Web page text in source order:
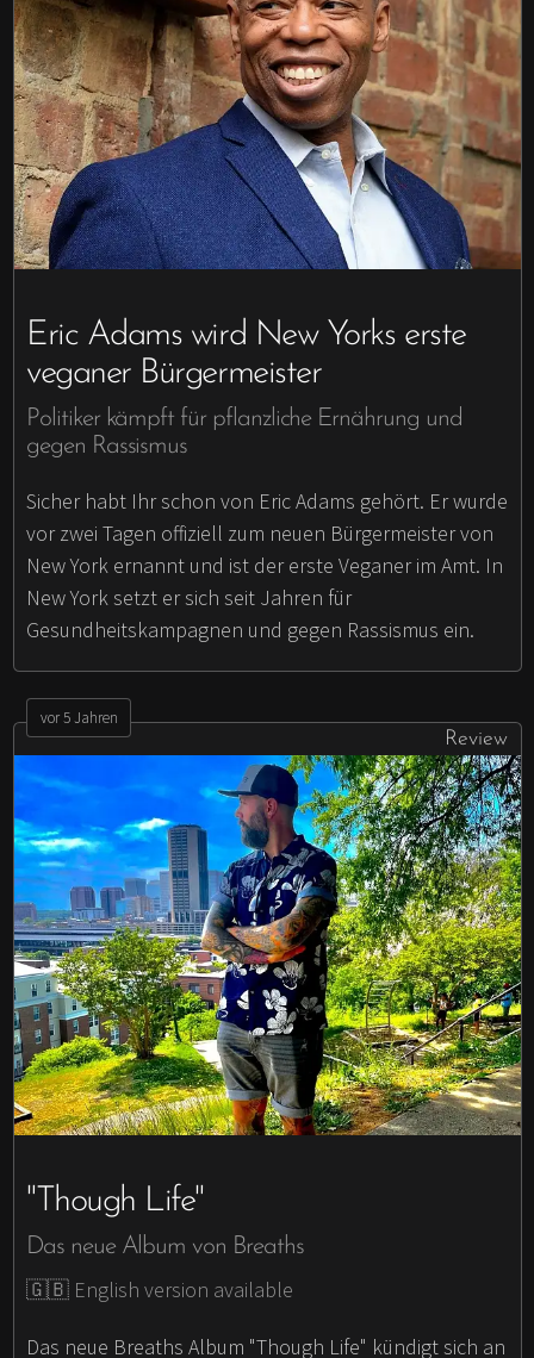
Eric Adams wird New Yorks erste
veganer Bürgermeister
Politiker kämpft für pflanzliche Ernährung und
gegen Rassismus
Sicher habt Ihr schon von Eric Adams gehört. Er wurde
vor zwei Tagen offiziell zum neuen Bürgermeister von
New York ernannt und ist der erste Veganer im Amt. In
New York setzt er sich seit Jahren für
Gesundheitskampagnen und gegen Rassismus ein.
vor 5 Jahren
Review
"Though Life"
Das neue Album von Breaths
🇬🇧 English version available
Das neue Breaths Album "Though Life" kündigt sich an